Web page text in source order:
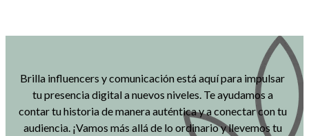
Brilla influencers y comunicación está aquí para impulsar
tu presencia digital a nuevos niveles. Te ayudamos a
contar tu historia de manera auténtica y a conectar con tu
audiencia. ¡Vamos más allá de lo ordinario y llevemos tu